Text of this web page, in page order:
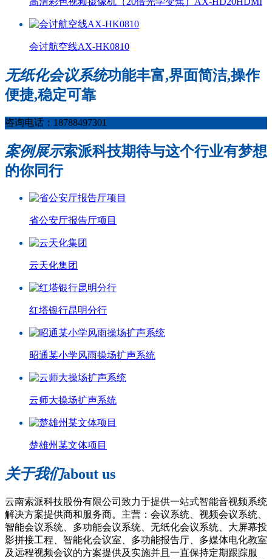
会讨航空线AX-HK0810
无纸化会议系统功能丰富,界面简洁,操作
便捷,稳定可靠
咨询电话：18788497301
案例展示索派科技期待与这个行业有梦想
的你同行
省公安厅报告厅项目
云天化集团
红塔银行昆明分行
昭通某小学风雨操场扩声系统
云师大操场扩声系统
楚雄州某文体项目
关于我们about us
云南索派科技股份有限公司致力于提供一站式智能音视频系统
解决方案提供商和服务商。主营：会议系统、视频会议系统、
智能会议系统、多功能会议系统、无纸化会议系统、大屏幕投
影拼接工程、智能化会议室、多功能报告厅、多媒体电化教室
及远程视频会议的方案提供及实施并且一直保持定期跟踪服